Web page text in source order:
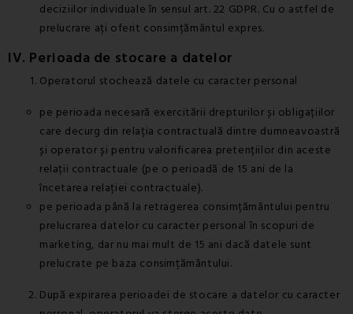
deciziilor individuale în sensul art. 22 GDPR. Cu o astfel de
prelucrare ați oferit consimțământul expres.
IV. Perioada de stocare a datelor
Operatorul stochează datele cu caracter personal
pe perioada necesară exercitării drepturilor și obligațiilor
care decurg din relația contractuală dintre dumneavoastră
și operator și pentru valorificarea pretențiilor din aceste
relații contractuale (pe o perioadă de 15 ani de la
încetarea relației contractuale).
pe perioada până la retragerea consimțământului pentru
prelucrarea datelor cu caracter personal în scopuri de
marketing, dar nu mai mult de 15 ani dacă datele sunt
prelucrate pe baza consimțământului.
După expirarea perioadei de stocare a datelor cu caracter